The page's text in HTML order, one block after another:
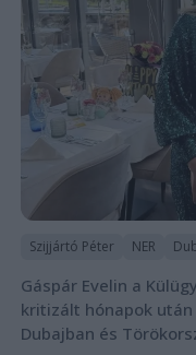
Szijjártó Péter NER
Gáspár Evelin a
kritizált hónapok
Dubajban és